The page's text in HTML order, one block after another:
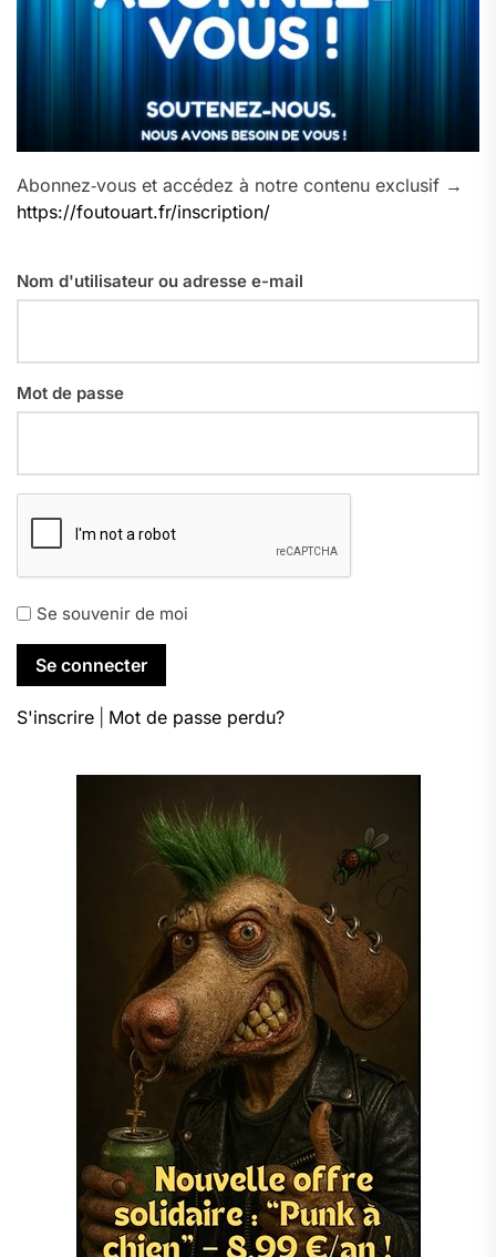
Abonnez‑vous et accédez à notre contenu exclusif →
https://foutouart.fr/inscription/
Nom d'utilisateur ou adresse e-mail
Mot de passe
Se souvenir de moi
S'inscrire Mot de passe perdu?